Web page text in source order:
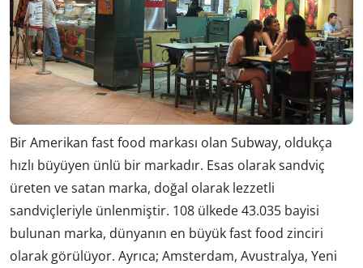
Bir Amerikan fast food markası olan Subway, oldukça
hızlı büyüyen ünlü bir markadır. Esas olarak sandviç
üreten ve satan marka, doğal olarak lezzetli
sandviçleriyle ünlenmiştir. 108 ülkede 43.035 bayisi
bulunan marka, dünyanın en büyük fast food zinciri
olarak görülüyor. Ayrıca; Amsterdam, Avustralya, Yeni